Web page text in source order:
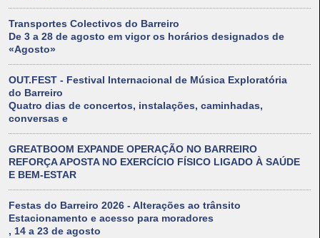
Transportes Colectivos do Barreiro
De 3 a 28 de agosto em vigor os horários designados de
«Agosto»
OUT.FEST - Festival Internacional de Música Exploratória
do Barreiro
Quatro dias de concertos, instalações, caminhadas,
conversas e
GREATBOOM EXPANDE OPERAÇÃO NO BARREIRO
REFORÇA APOSTA NO EXERCÍCIO FÍSICO LIGADO À SAÚDE
E BEM-ESTAR
Festas do Barreiro 2026 - Alterações ao trânsito
Estacionamento e acesso para moradores
, 14 a 23 de agosto